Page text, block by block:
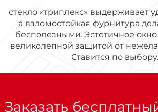
стекло «триплекс» выдерживает
а взломостойкая фурнитура
бесполезными. Эстетичное окно
великолепной защитой от
Ставится по выбору.
Заказать